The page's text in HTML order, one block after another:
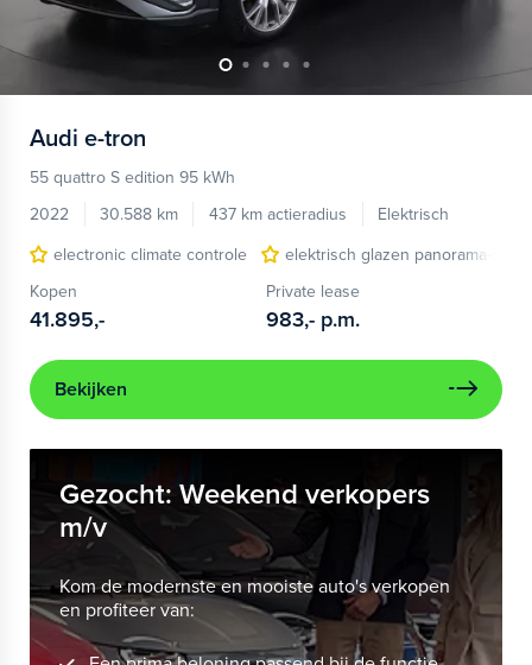
Audi e-tron
55 quattro S edition 95 kWh
2022
30.588 km 437 km actieradius
Elektrisch
electronic climate controle
elektrisch glazen panorama-dak
Kopen
41.895,-
Private lease
983,- p.m.
Bekijken
Gezocht: Weekend verkopers
m/v
Kom de modernste en mooiste auto's verkopen
en profiteer van: